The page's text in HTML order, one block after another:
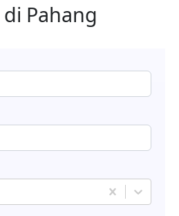
di Pahang